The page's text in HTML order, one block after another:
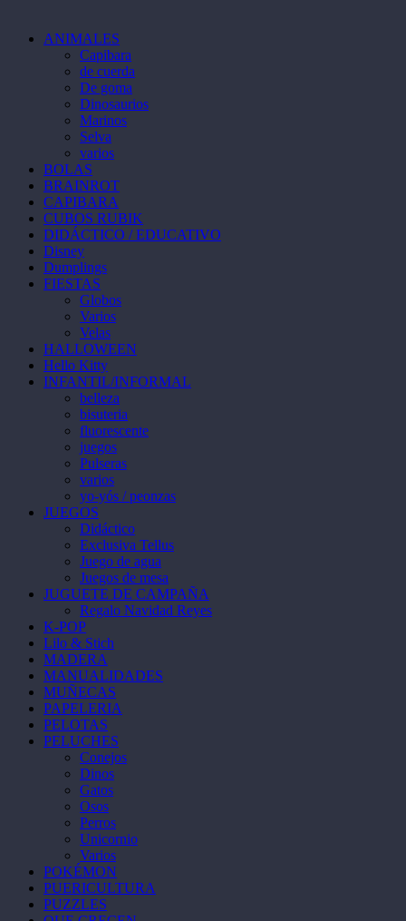
ANIMALES
Capibara
de cuerda
De goma
Dinosaurios
Marinos
Selva
varios
BOLAS
BRAINROT
CAPIBARA
CUBOS RUBIK
DIDÁCTICO / EDUCATIVO
Disney
Dumplings
FIESTAS
Globos
Varios
Velas
HALLOWEEN
Hello Kitty
INFANTIL/INFORMAL
belleza
bisuteria
fluorescente
juegos
Pulseras
varios
yo-yós / peonzas
JUEGOS
Didáctico
Exclusiva Tellus
Juego de agua
Juegos de mesa
JUGUETE DE CAMPAÑA
Regalo Navidad Reyes
K-POP
Lilo & Stich
MADERA
MANUALIDADES
MUÑECAS
PAPELERIA
PELOTAS
PELUCHES
Conejos
Dinos
Gatos
Osos
Perros
Unicornio
Varios
POKÉMON
PUERICULTURA
PUZZLES